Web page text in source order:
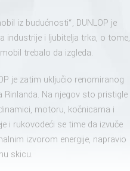
iz budućnosti“, DUNLOP je
industrije i ljubitelja trka, o tome,
trebalo da izgleda.
je zatim uključio renomiranog
Na njegov sto pristigle
motoru, kočnicama i
i rukovodeći se time da izvuče
izvorom energije, napravio
skicu.